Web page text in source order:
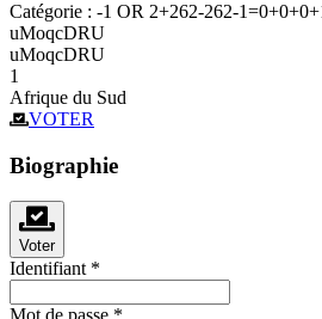
Catégorie : -1 OR 2+262-262-
uMoqcDRU
uMoqcDRU
1
Afrique du Sud
VOTER
Biographie
Voter
Identifiant *